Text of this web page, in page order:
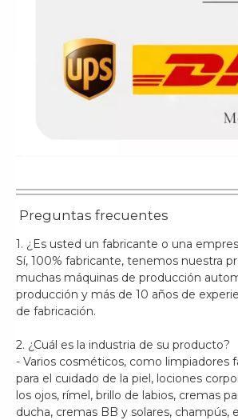
Preguntas frecuentes
1. ¿Es usted un fabricante o una
Sí, 100% fabricante, tenemos nuestra
muchas máquinas de producción
producción y más de 10 años de
de fabricación.
2. ¿Cuál es la industria de su producto?
- Varios cosméticos, como limpiadores
para el cuidado de la piel, lociones
los ojos, rímel, brillo de labios, cremas
ducha, cremas BB y solares, champús,